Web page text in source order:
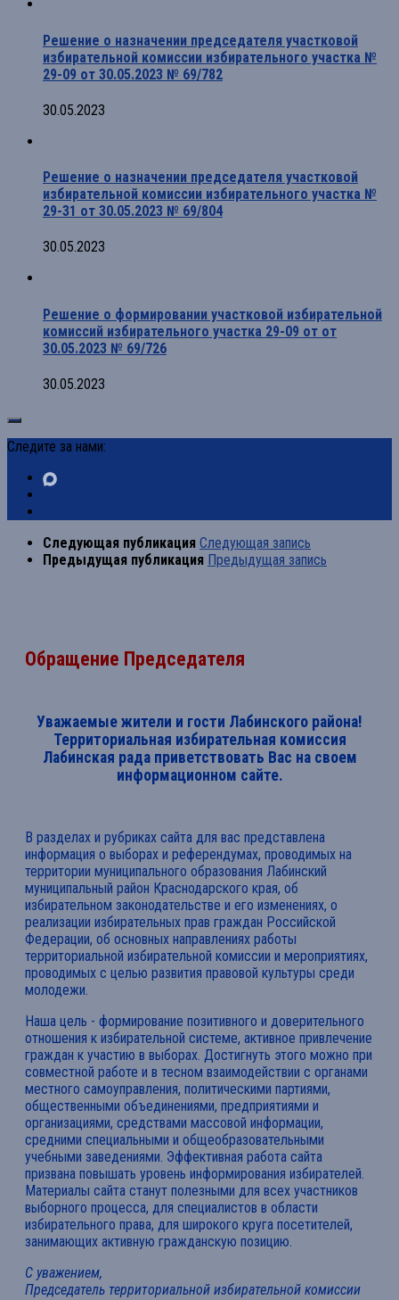
Решение о назначении председателя участковой
избирательной комиссии избирательного участка №
29-09 от 30.05.2023 № 69/782
30.05.2023
Решение о назначении председателя участковой
избирательной комиссии избирательного участка №
29-31 от 30.05.2023 № 69/804
30.05.2023
Решение о формировании участковой избирательной
комиссий избирательного участка 29-09 от от
30.05.2023 № 69/726
30.05.2023
Следите за нами:
Следующая публикация Следующая запись
Предыдущая публикация Предыдущая запись
Обращение Председателя
Уважаемые жители и гости Лабинского района!
Территориальная избирательная комиссия
Лабинская рада приветствовать Вас на своем
информационном сайте.
В разделах и рубриках сайта для вас представлена
информация о выборах и референдумах, проводимых на
территории муниципального образования Лабинский
муниципальный район Краснодарского края, об
избирательном законодательстве и его изменениях, о
реализации избирательных прав граждан Российской
Федерации, об основных направлениях работы
территориальной избирательной комиссии и мероприятиях,
проводимых с целью развития правовой культуры среди
молодежи.
Наша цель - формирование позитивного и доверительного
отношения к избирательной системе, активное привлечение
граждан к участию в выборах. Достигнуть этого можно при
совместной работе и в тесном взаимодействии с органами
местного самоуправления, политическими партиями,
общественными объединениями, предприятиями и
организациями, средствами массовой информации,
средними специальными и общеобразовательными
учебными заведениями. Эффективная работа сайта
призвана повышать уровень информирования избирателей.
Материалы сайта станут полезными для всех участников
выборного процесса, для специалистов в области
избирательного права, для широкого круга посетителей,
занимающих активную гражданскую позицию.
С уважением,
Председатель территориальной избирательной комиссии